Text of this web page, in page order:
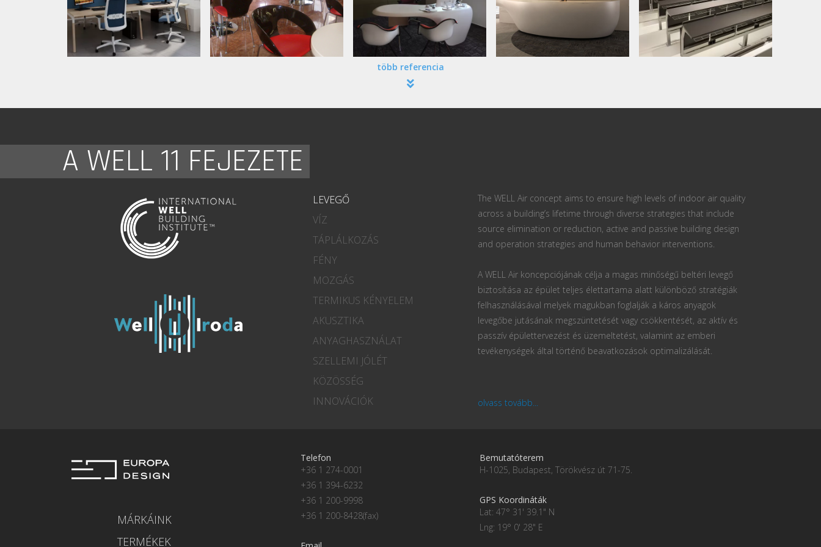
több referencia
A WELL 11 FEJEZETE
LEVEGŐ
VÍZ
TÁPLÁLKOZÁS
FÉNY
MOZGÁS
TERMIKUS KÉNYELEM
AKUSZTIKA
ANYAGHASZNÁLAT
SZELLEMI JÓLÉT
KÖZÖSSÉG
INNOVÁCIÓK
The WELL Air concept aims to ensure high levels of indoor air quality
across a building’s lifetime through diverse strategies that include
source elimination or reduction, active and passive building design
and operation strategies and human behavior interventions.
A WELL Air koncepciójának célja a magas minőségű beltéri levegő
biztosítása az épület teljes élettartama alatt különböző stratégiák
felhasználásával melyek magukban foglalják a káros anyagok
levegőbe jutásának megszüntetését vagy csökkentését, az aktív és
passzív épülettervezést és üzemeltetést, valamint az emberi
tevékenységek által történő beavatkozások optimalizálását.
olvass tovább...
MÁRKÁINK
TERMÉKEK
Telefon
+36 1 274-0001
+36 1 394-6232
+36 1 200-9998
+36 1 200-8428(fax)
Bemutatóterem
H-1025, Budapest, Törökvész út 71-75.
GPS Koordináták
Lat: 47° 31' 39.1" N
Lng: 19° 0' 28" E